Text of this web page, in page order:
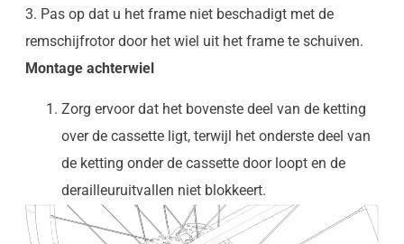
3. Pas op dat u het frame niet beschadigt met de
remschijfrotor door het wiel uit het frame te schuiven.
Montage achterwiel
Zorg ervoor dat het bovenste deel van de ketting
over de cassette ligt, terwijl het onderste deel van
de ketting onder de cassette door loopt en de
derailleuruitvallen niet blokkeert.